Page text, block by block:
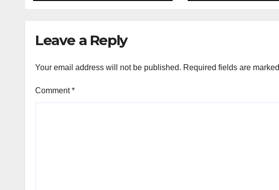
Leave a Reply
Your email address will not be published. Required fields are marked
Comment*